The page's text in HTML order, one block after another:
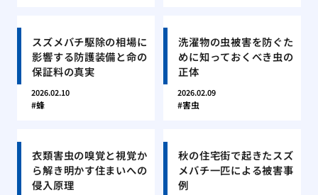
スズメバチ駆除の相場に
影響する防護装備と命の
保証料の真実
2026.02.10
蜂
洗濯物の虫被害を防ぐた
めに知っておくべき虫の
正体
2026.02.09
害虫
衣類害虫の嗅覚と視覚か
ら解き明かす住まいへの
侵入原理
秋の住宅街で起きたスズ
メバチ一匹による被害事
例